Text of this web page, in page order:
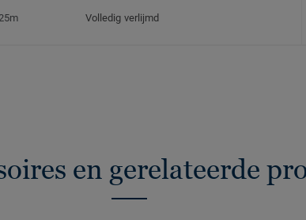
Volledig verlijmd
en gerelateerde